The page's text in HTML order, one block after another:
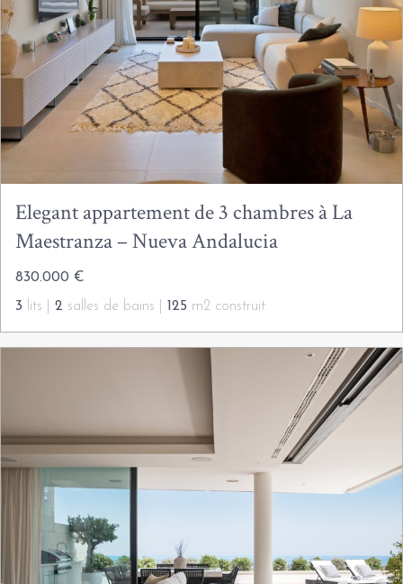
Elegant appartement de 3 chambres à La
Maestranza – Nueva Andalucia
830.000 €
3 lits | 2 salles de bains | 125 m2 construit